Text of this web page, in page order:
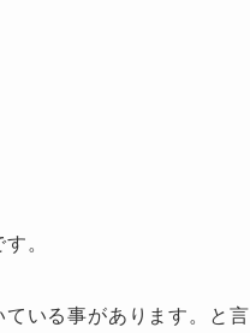
。
いる事があります。と